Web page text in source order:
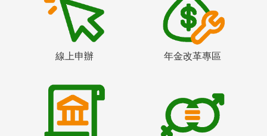
線上申辦 年金改革專區